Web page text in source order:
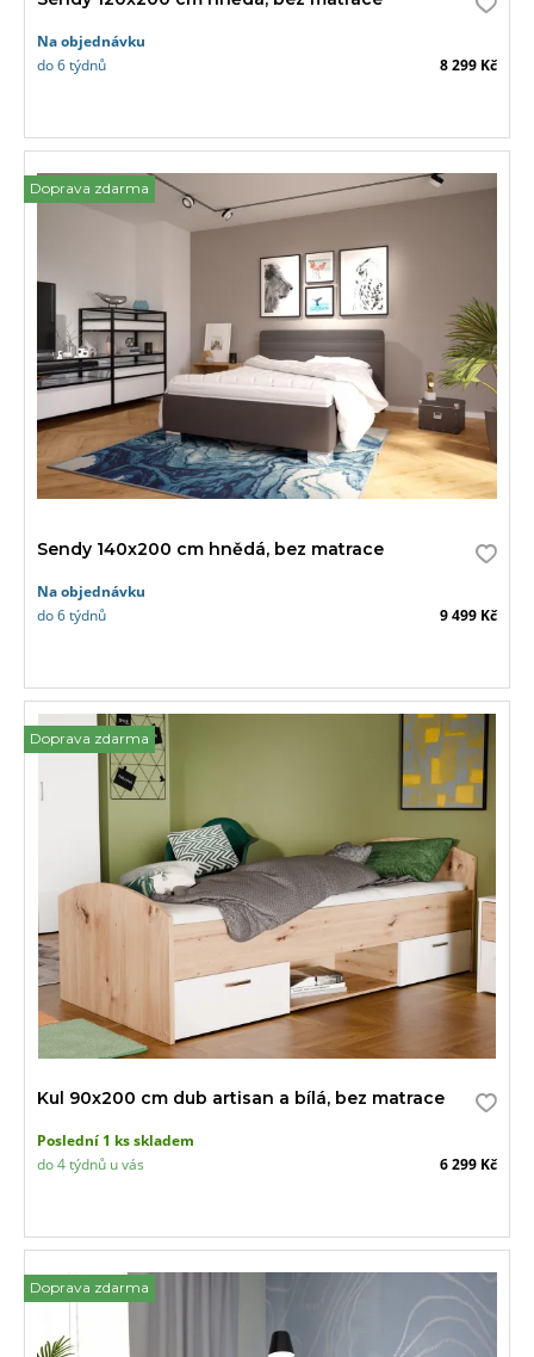
Na objednávku
do 6 týdnů
8 299 Kč
Doprava zdarma
Sendy 140x200 cm hnědá, bez matrace
Na objednávku
do 6 týdnů
9 499 Kč
Doprava zdarma
Kul 90x200 cm dub artisan a bílá, bez matrace
Poslední 1 ks skladem
do 4 týdnů u vás
6 299 Kč
Doprava zdarma